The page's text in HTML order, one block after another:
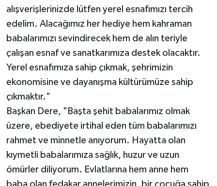
alışverişlerinizde lütfen yerel esnafımızı tercih
edelim. Alacağımız her hediye hem kahraman
babalarımızı sevindirecek hem de alın teriyle
çalışan esnaf ve sanatkarımıza destek olacaktır.
Yerel esnafımıza sahip çıkmak, şehrimizin
ekonomisine ve dayanışma kültürümüze sahip
çıkmaktır."
Başkan Dere, "Başta şehit babalarımız olmak
üzere, ebediyete irtihal eden tüm babalarımızı
rahmet ve minnetle anıyorum. Hayatta olan
kıymetli babalarımıza sağlık, huzur ve uzun
ömürler diliyorum. Evlatlarına hem anne hem
baba olan fedakar annelerimizin, bir çocuğa sahip